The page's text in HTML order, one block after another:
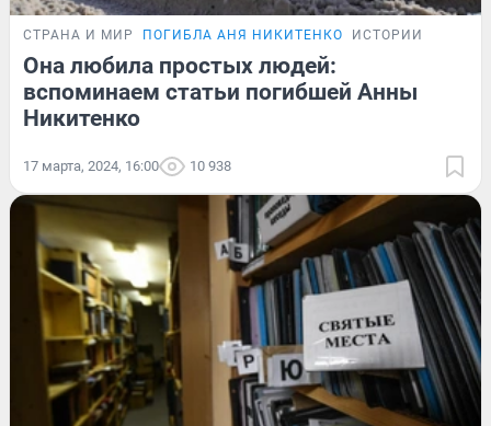
СТРАНА И МИР ПОГИБЛА АНЯ НИКИТЕНКО ИСТОРИИ
Она любила простых людей:
вспоминаем статьи погибшей Анны
Никитенко
17 марта, 2024, 16:00 10 938